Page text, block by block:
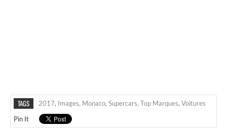
TAGS 2017, Images, Monaco, Supercars, Top Marques, Voitures
Pin It